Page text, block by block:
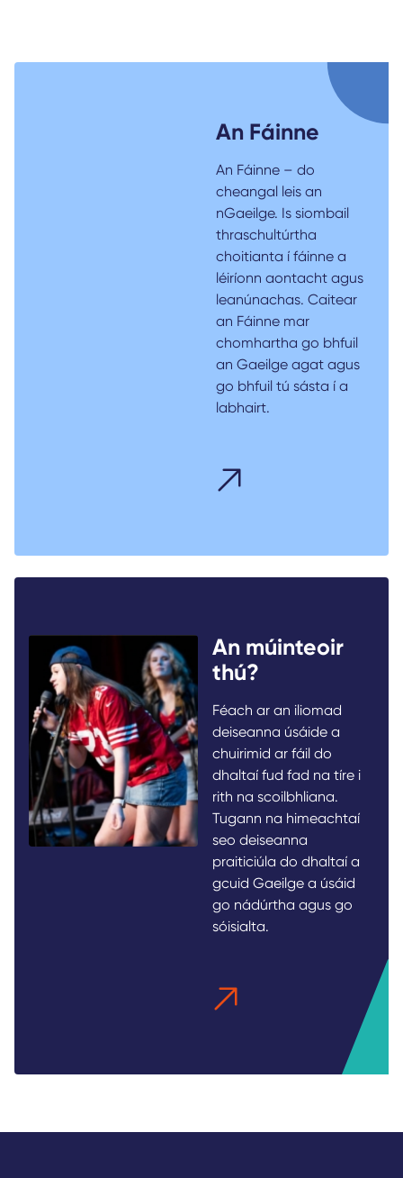
An Fáinne
An Fáinne – do
cheangal leis an
nGaeilge. Is siombail
thraschultúrtha
choitianta í fáinne a
léiríonn aontacht agus
leanúnachas. Caitear
an Fáinne mar
chomhartha go bhfuil
an Gaeilge agat agus
go bhfuil tú sásta í a
labhairt.
An múinteoir
thú?
Féach ar an iliomad
deiseanna úsáide a
chuirimid ar fáil do
dhaltaí fud fad na tíre i
rith na scoilbhliana.
Tugann na himeachtaí
seo deiseanna
praiticiúla do dhaltaí a
gcuid Gaeilge a úsáid
go nádúrtha agus go
sóisialta.